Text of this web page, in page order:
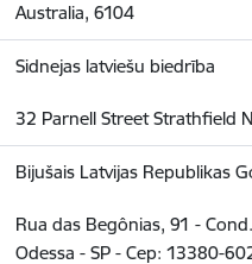
Australia, 6104
Sidnejas latviešu biedrība
32 Parnell Street Strathfield
Bijušais Latvijas Republikas
Rua das Begônias, 91 -
Odessa - SP - Cep: 13380-